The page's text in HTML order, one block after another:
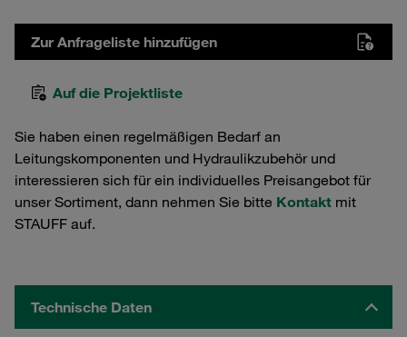
Zur Anfrageliste hinzufügen
Auf die Projektliste
Sie haben einen regelmäßigen Bedarf an
Leitungskomponenten und Hydraulikzubehör und
interessieren sich für ein individuelles Preisangebot für
unser Sortiment, dann nehmen Sie bitte Kontakt mit
STAUFF auf.
Technische Daten